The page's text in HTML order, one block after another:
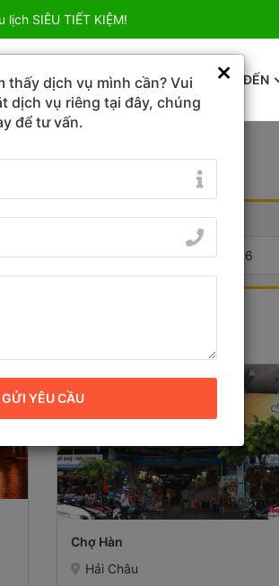
lịch SIÊU TIẾT KIỆM!
ƯU ĐÃI VÉ DỊCH VỤ ĐIỂM ĐẾN
Từ ngày - Đến ngày
Đà Nẵng
Chợ Hàn
Hải Châu
thấy dịch vụ mình cần? Vui
dịch vụ riêng tại đây, chúng
để tư vấn.